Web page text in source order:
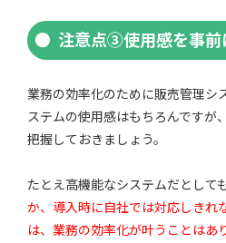
注意点③使用感を事前
業務の効率化のために販売管理シ
ステムの使用感はもちろんですが
把握しておきましょう。
たとえ高機能なシステムだとしても
か、導入時に自社では対応しきれ
は、業務の効率化が叶うことはあ